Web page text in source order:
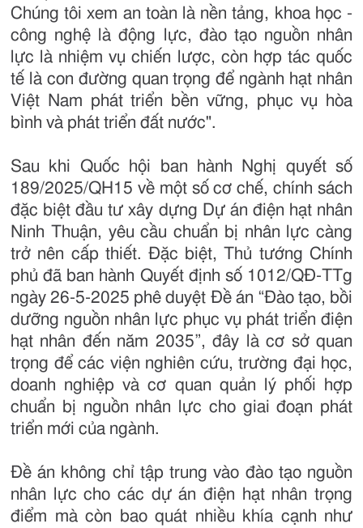
Chúng tôi xem an toàn là nền tảng, khoa học -
công nghệ là động lực, đào tạo nguồn nhân
lực là nhiệm vụ chiến lược, còn hợp tác quốc
tế là con đường quan trọng để ngành hạt nhân
Việt Nam phát triển bền vững, phục vụ hòa
bình và phát triển đất nước".
Sau khi Quốc hội ban hành Nghị quyết số
189/2025/QH15 về một số cơ chế, chính sách
đặc biệt đầu tư xây dựng Dự án điện hạt nhân
Ninh Thuận, yêu cầu chuẩn bị nhân lực càng
trở nên cấp thiết. Đặc biệt, Thủ tướng Chính
phủ đã ban hành Quyết định số 1012/QĐ-TTg
ngày 26-5-2025 phê duyệt Đề án “Đào tạo, bồi
dưỡng nguồn nhân lực phục vụ phát triển điện
hạt nhân đến năm 2035”, đây là cơ sở quan
trọng để các viện nghiên cứu, trường đại học,
doanh nghiệp và cơ quan quản lý phối hợp
chuẩn bị nguồn nhân lực cho giai đoạn phát
triển mới của ngành.
Đề án không chỉ tập trung vào đào tạo nguồn
nhân lực cho các dự án điện hạt nhân trọng
điểm mà còn bao quát nhiều khía cạnh như